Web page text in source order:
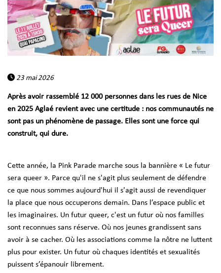
23 mai 2026
Après avoir rassemblé 12 000 personnes dans les rues de Nice
en 2025 Aglaé revient avec une certitude : nos communautés ne
sont pas un phénomène de passage. Elles sont une force qui
construit, qui dure.
Cette année, la Pink Parade marche sous la bannière « Le futur
sera queer ». Parce qu'il ne s'agit plus seulement de défendre
ce que nous sommes aujourd'hui il s'agit aussi de revendiquer
la place que nous occuperons demain. Dans l’espace public et
les imaginaires. Un futur queer, c'est un futur où nos familles
sont reconnues sans réserve. Où nos jeunes grandissent sans
avoir à se cacher. Où les associations comme la nôtre ne luttent
plus pour exister. Un futur où chaques identités et sexualités
puissent s’épanouir librement.